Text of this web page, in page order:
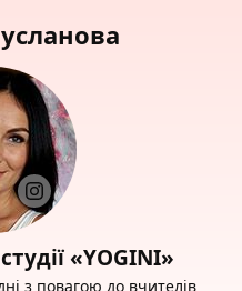
«YOGINI»
з повагою до вчителів